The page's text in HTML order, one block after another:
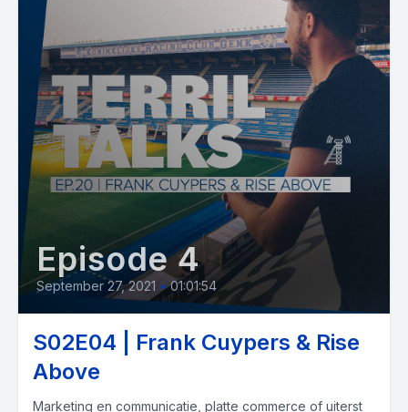
Episode 4
September 27, 2021 • 01:01:54
S02E04 | Frank Cuypers & Rise
Above
Marketing en communicatie, platte commerce of uiterst